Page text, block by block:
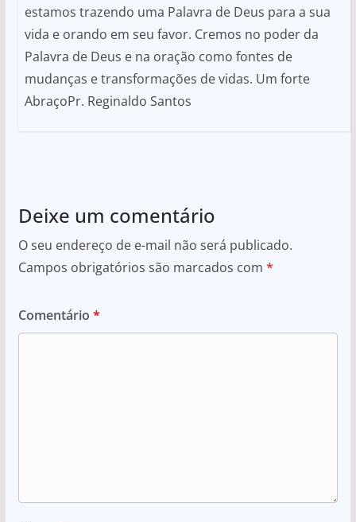
estamos trazendo uma Palavra de Deus para a sua
vida e orando em seu favor. Cremos no poder da
Palavra de Deus e na oração como fontes de
mudanças e transformações de vidas. Um forte
AbraçoPr. Reginaldo Santos
Deixe um comentário
O seu endereço de e-mail não será publicado.
Campos obrigatórios são marcados com *
Comentário *